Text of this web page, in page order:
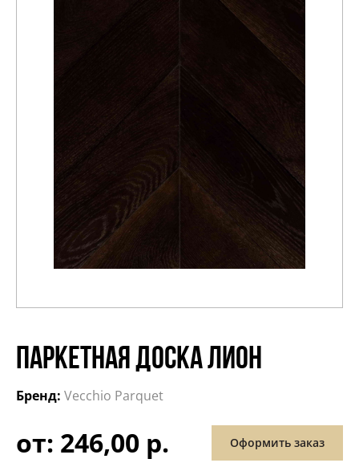
ПАРКЕТНАЯ ДОСКА ЛИОН
Бренд: Vecchio Parquet
от: 246,00 р. Оформить заказ